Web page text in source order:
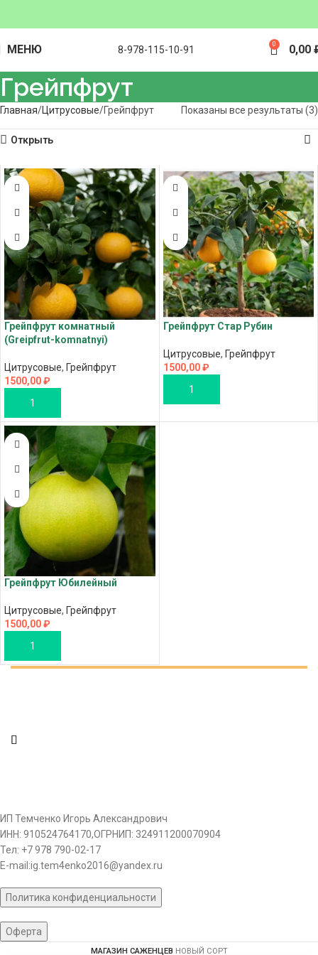
МЕНЮ 8-978-115-10-91 0 0,00
Грейпфрут
Главная Цитрусовые Грейпфрут Показаны все результаты (3)
Открыть
Грейпфрут комнатный
(Greipfrut-komnatnyi)
Цитрусовые, Грейпфрут
1500,00₽
В КОРЗИНУ
Грейпфрут Стар Рубин
Цитрусовые, Грейпфрут
1500,00₽
В КОРЗИНУ
Грейпфрут Юбилейный
Цитрусовые, Грейпфрут
1500,00₽
В КОРЗИНУ
ИП Темченко Игорь Александрович
ИНН: 910524764170,ОГРНИП: 324911200070904
Тел: +7 978 790-02-17
E-mail:ig.tem4enko2016@yandex.ru
Политика конфиденциальности
Оферта
МАГАЗИН САЖЕНЦЕВ НОВЫЙ СОРТ